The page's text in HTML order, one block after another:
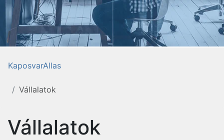
KaposvarAllas
Vállalatok
Vállalatok